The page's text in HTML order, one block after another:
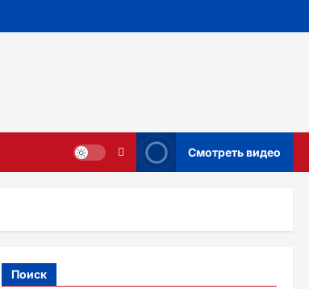
Смотреть видео
Поиск